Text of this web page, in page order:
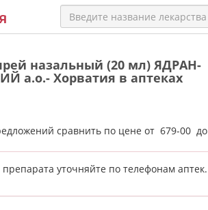
назальный (20 мл) ЯДРАН-
а.о.- Хорватия в аптеках
сравнить по цене от 679-00 до
уточняйте по телефонам аптек.